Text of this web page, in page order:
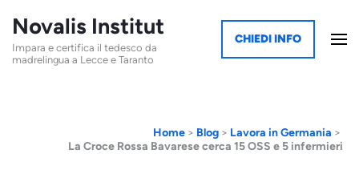
Novalis Institut
Impara e certifica il tedesco da
madrelingua a Lecce e Taranto
CHIEDI INFO
Home > Blog > Lavora in Germania >
La Croce Rossa Bavarese cerca 15 OSS e 5 infermieri